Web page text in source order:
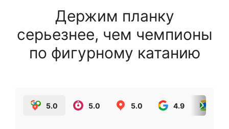
Держим планку
серьезнее, чем чемпионы
по фигурному катанию
5.0 5.0 5.0 4.9